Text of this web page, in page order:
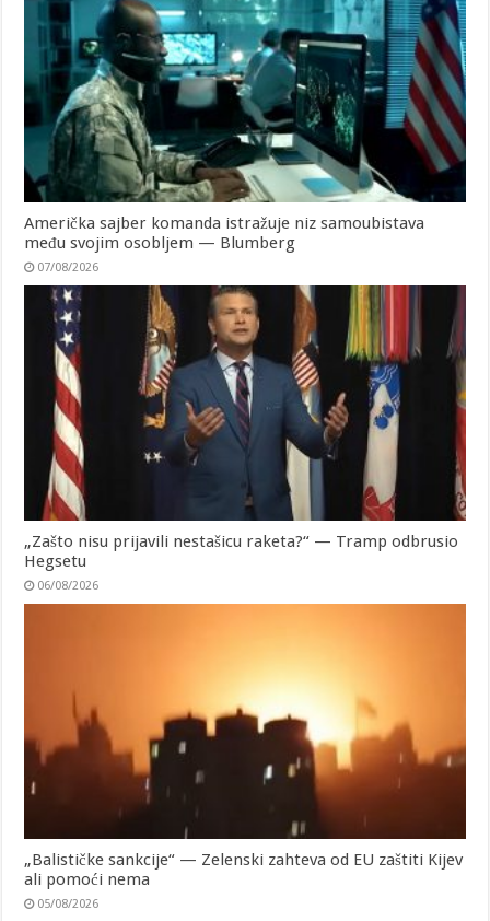
Američka sajber komanda istražuje niz samoubistava
među svojim osobljem — Blumberg
07/08/2026
„Zašto nisu prijavili nestašicu raketa?“ — Tramp odbrusio
Hegsetu
06/08/2026
„Balističke sankcije“ — Zelenski zahteva od EU zaštiti Kijev
ali pomoći nema
05/08/2026